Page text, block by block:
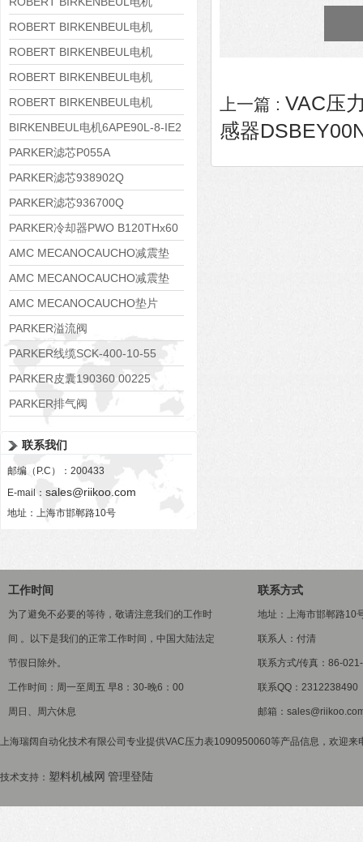
8APE160L-4-IE3
ROBERT BIRKENBEUL电机
8APE112M-6K-IE3
ROBERT BIRKENBEUL电机
8APE100L-2 IE3
ROBERT BIRKENBEUL电机
8APE90S-4 IE3
ROBERT BIRKENBEUL电机
8APE80M-2K-IE3
BIRKENBEUL电机6APE90L-8-IE2
PARKER滤芯P055A
PARKER滤芯938902Q
PARKER滤芯936700Q
PARKER冷却器PWO B120THx60
AMC MECANOCAUCHO减震垫
138552
AMC MECANOCAUCHO减震垫
138551
AMC MECANOCAUCHO垫片
608074
PARKER溢流阀
RE06M35W2N1KWXG087
PARKER线缆SCK-400-10-55
PARKER皮囊190360 00225
PARKER排气阀
联系我们
邮编（P.C）：200433
E-mail： sales@riikoo.com
地址：上海市邯郸路10号
上一篇 : VAC压
感器
工作时间
为了避免不必要的等待，敬请注意我们的工作时
间 。以下是我们的正常工作时间，中国大陆法定
节假日除外。
工作时间：周一至周五 早8：30-晚6：00
周日、周六休息
联系方式
地址：上海市邯郸路10
联系人：付清
联系方式/传真：86-
联系QQ：2312238490
邮箱：
上海瑞阔自动化技术有限公司专业提供VAC压力表1090950060等产品信息，欢迎来
技术支持： 塑料机械网 管理登陆